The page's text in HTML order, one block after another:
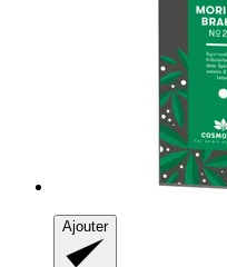
Ajouter